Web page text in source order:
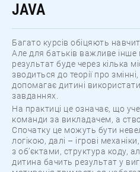
JAVA
Багато курсів обіцяють
Але для батьків важливе
результат буде через кілька
зводиться до теорії про
допомагає дитині
завданнях.
На практиці це означає, що
команди за викладачем, а
Спочатку це можуть бути
логікою, далі – ігрові
з об’єктами, структура коду,
дитина бачить результат у